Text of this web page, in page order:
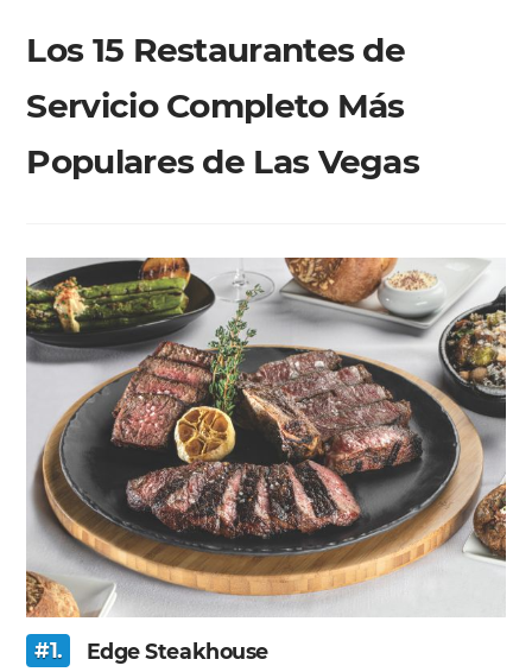
Los 15 Restaurantes de
Servicio Completo Más
Populares de Las Vegas
#1. Edge Steakhouse